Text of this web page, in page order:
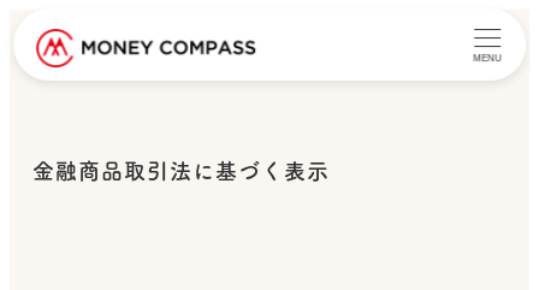
MENU
金融商品取引法に基づく表示